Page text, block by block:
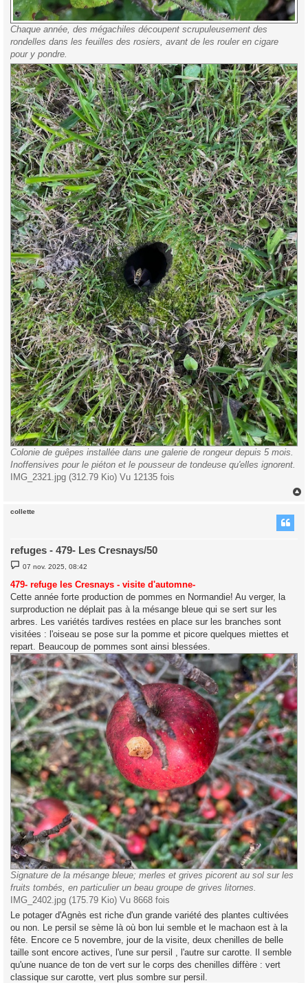
Chaque année, des mégachiles découpent scrupuleusement des
rondelles dans les feuilles des rosiers, avant de les rouler en cigare
pour y pondre.
Colonie de guêpes installée dans une galerie de rongeur depuis 5 mois.
Inoffensives pour le piéton et le pousseur de tondeuse qu'elles ignorent.
IMG_2321.jpg (312.79 Kio) Vu 12135 fois
collette
refuges - 479- Les Cresnays/50
M
e
s
s
a
e
07 nov. 2025, 08:42
479- refuge les Cresnays - visite d'automne-
Cette année forte production de pommes en Normandie! Au verger, la
surproduction ne déplait pas à la mésange bleue qui se sert sur les
arbres. Les variétés tardives restées en place sur les branches sont
visitées : l'oiseau se pose sur la pomme et picore quelques miettes et
repart. Beaucoup de pommes sont ainsi blessées.
Signature de la mésange bleue; merles et grives picorent au sol sur les
fruits tombés, en particulier un beau groupe de grives litornes.
IMG_2402.jpg (175.79 Kio) Vu 8668 fois
Le potager d'Agnès est riche d'un grande variété des plantes cultivées
ou non. Le persil se sème là où bon lui semble et le machaon est à la
fête. Encore ce 5 novembre, jour de la visite, deux chenilles de belle
taille sont encore actives, l'une sur persil , l'autre sur carotte. Il semble
qu'une nuance de ton de vert sur le corps des chenilles diffère : vert
classique sur carotte, vert plus sombre sur persil.